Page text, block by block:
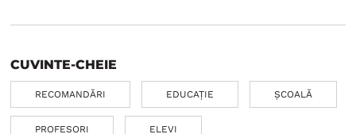
CUVINTE-CHEIE
RECOMANDĂRI EDUCAȚIE ȘCOALĂ
PROFESORI ELEVI